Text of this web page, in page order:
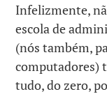
Infelizmente,
escola de
(nós também,
computadores)
tudo, do zero,